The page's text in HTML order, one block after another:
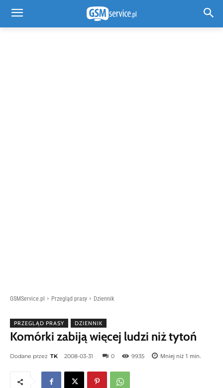
GSMService.pl Przegląd prasy Dziennik
PRZEGLĄD PRASY DZIENNIK
Komórki zabiją więcej ludzi niż tytoń
Dodane przez TK 2008-03-31 0 9935 Mniej niż 1 min.